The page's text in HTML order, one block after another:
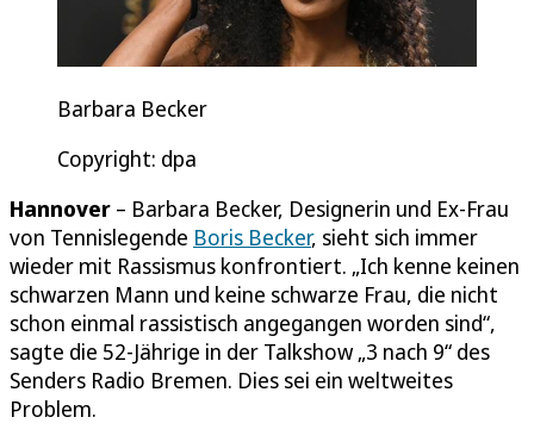
Barbara Becker
Copyright: dpa
Hannover – Barbara Becker, Designerin und Ex-Frau
von Tennislegende Boris Becker, sieht sich immer
wieder mit Rassismus konfrontiert. „Ich kenne keinen
schwarzen Mann und keine schwarze Frau, die nicht
schon einmal rassistisch angegangen worden sind“,
sagte die 52-Jährige in der Talkshow „3 nach 9“ des
Senders Radio Bremen. Dies sei ein weltweites
Problem.